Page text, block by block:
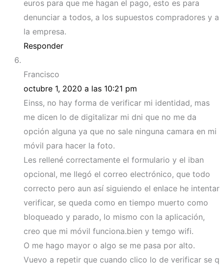
euros para que me hagan el pago, esto es para
denunciar a todos, a los supuestos compradores y a
la empresa.
Responder
Francisco
octubre 1, 2020 a las 10:21 pm
Einss, no hay forma de verificar mi identidad, mas
me dicen lo de digitalizar mi dni que no me da
opción alguna ya que no sale ninguna camara en mi
móvil para hacer la foto.
Les rellené correctamente el formulario y el iban
opcional, me llegó el correo electrónico, que todo
correcto pero aun así siguiendo el enlace he intentar
verificar, se queda como en tiempo muerto como
bloqueado y parado, lo mismo con la aplicación,
creo que mi móvil funciona.bien y temgo wifi.
O me hago mayor o algo se me pasa por alto.
Vuevo a repetir que cuando clico lo de verificar se q